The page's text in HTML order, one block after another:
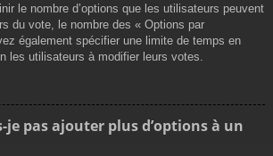
le nombre d’options que les utilisateurs peuvent
du vote, le nombre des « Options par
également spécifier une limite de temps en
les utilisateurs à modifier leurs votes.
je pas ajouter plus d’options à un